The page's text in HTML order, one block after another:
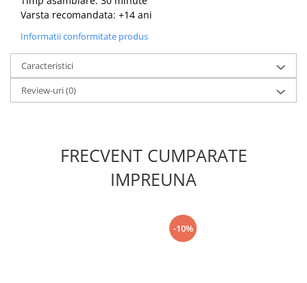
Varsta recomandata: +14 ani
Informatii conformitate produs
Caracteristici
Review-uri(0)
FRECVENT CUMPARATE
IMPREUNA
-10%